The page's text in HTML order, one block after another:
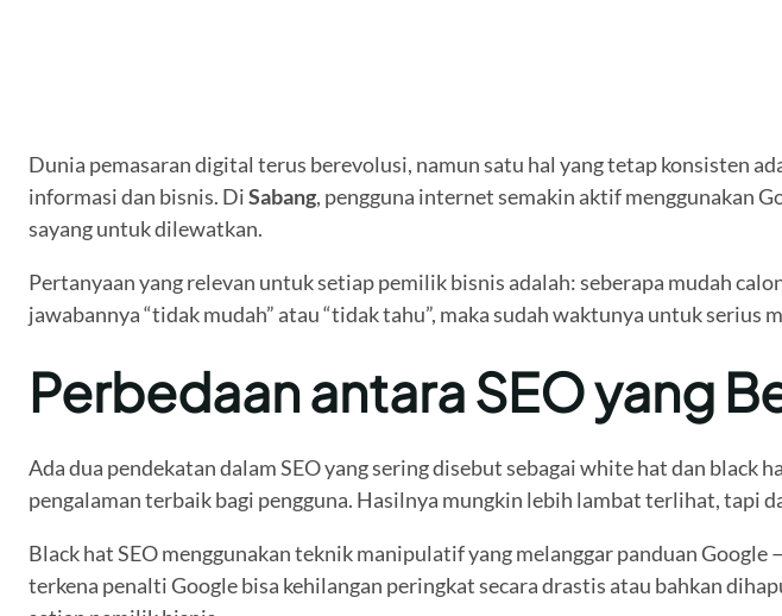
Dunia pemasaran digital terus berevolusi, namun satu hal yang tetap konsisten
informasi dan bisnis. DiSabang, pengguna internet semakin aktif menggunakan
sayang untuk dilewatkan.
Pertanyaan yang relevan untuk setiap pemilik bisnis adalah: seberapa mudah
jawabannya “tidak mudah” atau “tidak tahu”, maka sudah waktunya untuk
Perbedaan antara SEO yang
Ada dua pendekatan dalam SEO yang sering disebut sebagai white hat dan
pengalaman terbaik bagi pengguna. Hasilnya mungkin lebih lambat terlihat, tapi
Black hat SEO menggunakan teknik manipulatif yang melanggar panduan
terkena penalti Google bisa kehilangan peringkat secara drastis atau bahkan